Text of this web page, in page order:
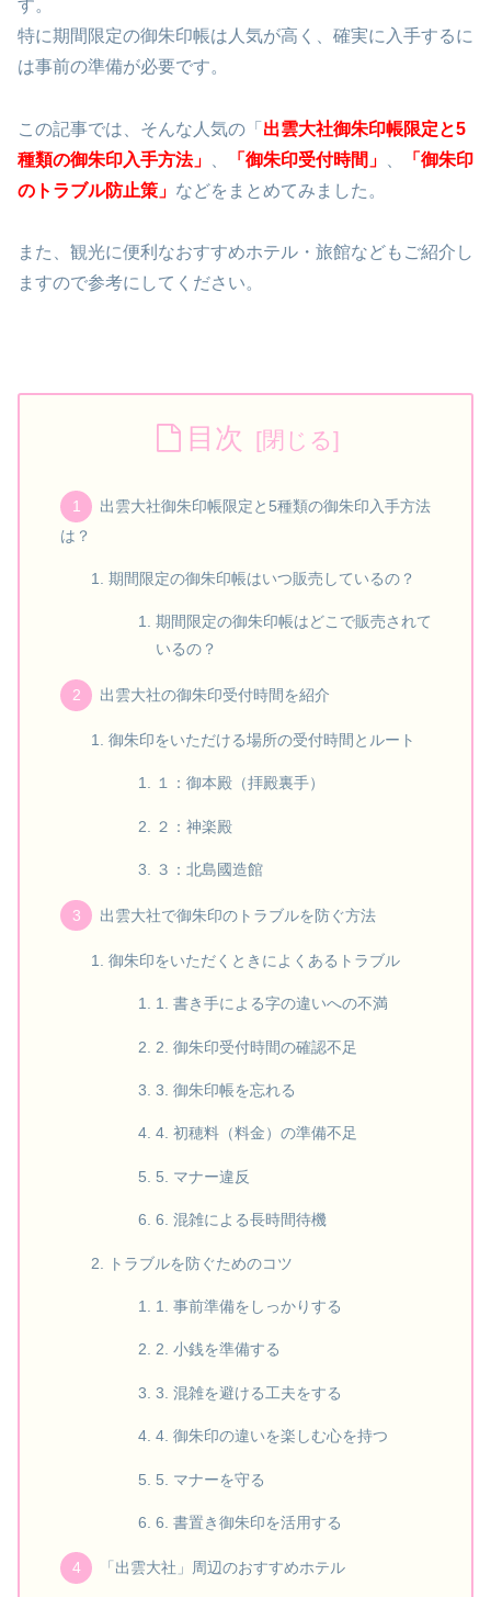
す。
特に期間限定の御朱印帳は人気が高く、確実に入手するに
は事前の準備が必要です。
この記事では、そんな人気の「 出雲大社御朱印帳限定と5
種類の御朱印入手方法」
「御朱印受付時間」
「御朱印
のトラブル防止策」 などをまとめてみました。
また、観光に便利なおすすめホテル・旅館などもご紹介し
ますので参考にしてください。
目次
出雲大社御朱印帳限定と5種類の御朱印入手方法
は？
期間限定の御朱印帳はいつ販売しているの？
期間限定の御朱印帳はどこで販売されて
いるの？
出雲大社の御朱印受付時間を紹介
御朱印をいただける場所の受付時間とルート
１：御本殿（拝殿裏手）
２：神楽殿
３：北島國造館
出雲大社で御朱印のトラブルを防ぐ方法
御朱印をいただくときによくあるトラブル
1. 書き手による字の違いへの不満
2. 御朱印受付時間の確認不足
3. 御朱印帳を忘れる
4. 初穂料（料金）の準備不足
5. マナー違反
6. 混雑による長時間待機
トラブルを防ぐためのコツ
1. 事前準備をしっかりする
2. 小銭を準備する
3. 混雑を避ける工夫をする
4. 御朱印の違いを楽しむ心を持つ
5. マナーを守る
6. 書置き御朱印を活用する
「出雲大社」周辺のおすすめホテル